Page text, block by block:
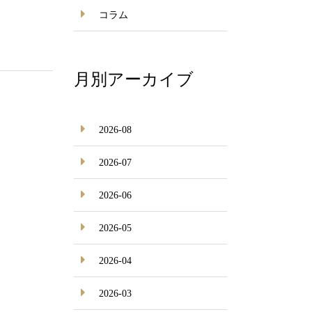
コラム
月別アーカイブ
2026-08
2026-07
2026-06
2026-05
2026-04
2026-03